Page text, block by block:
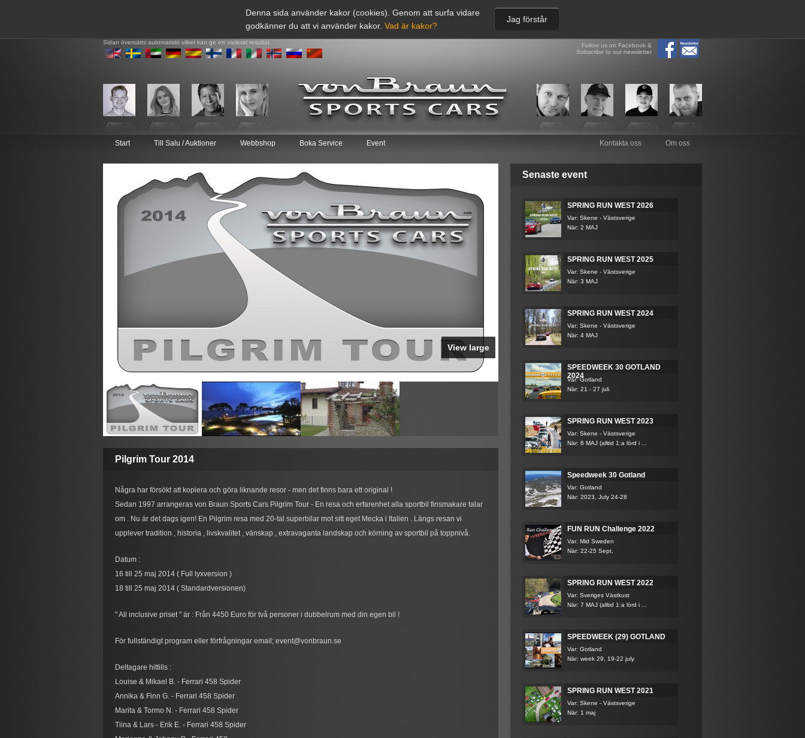
Denna sida använder kakor (cookies). Genom att surfa vidare
godkänner du att vi använder kakor. Vad är kakor?
Jag förstår
Sidan översätts automatiskt vilket kan ge ett varierat resultat
Follow us on Facebook &
Subscribe to our newsletter
Start Till Salu / Auktioner Webbshop Boka Service Event Kontakta oss Om oss
View large
Pilgrim Tour 2014
Några har försökt att kopiera och göra liknande resor - men det finns bara ett original !
Sedan 1997 arrangeras von Braun Sports Cars Pilgrim Tour - En resa och erfarenhet alla sportbil finsmakare talar
om . Nu är det dags igen! En Pilgrim resa med 20-tal superbilar mot sitt eget Mecka i Italien . Längs resan vi
upplever tradition , historia , livskvalitet , vänskap , extravaganta landskap och körning av sportbil på toppnivå.
Datum :
16 till 25 maj 2014 ( Full lyxversion )
18 till 25 maj 2014 ( Standardversionen)
" All inclusive priset " är : Från 4450 Euro för två personer i dubbelrum med din egen bil !
För fullständigt program eller förfrågningar email; event@vonbraun.se
Deltagare hittills :
​​Louise & Mikael B. - Ferrari 458 Spider
​​Annika & Finn G. - Ferrari 458 Spider
​​Marita & Tormo N. - Ferrari 458 Spider
​​Tiina & Lars - Erik E. - Ferrari 458 Spider
Senaste event
SPRING RUN WEST 2026
Var: Skene - Västsverige
När: 2 MAJ
SPRING RUN WEST 2025
Var: Skene - Västsverige
När: 3 MAJ
SPRING RUN WEST 2024
Var: Skene - Västsverige
När: 4 MAJ
SPEEDWEEK 30 GOTLAND
2024
Var: Gotland
När: 21 - 27 juli
SPRING RUN WEST 2023
Var: Skene - Västsverige
När: 6 MAJ (alltid 1:a lörd i ...
Speedweek 30 Gotland
Var: Gotland
När: 2023, July 24-28
FUN RUN Challenge 2022
Var: Mid Sweden
När: 22-25 Sept,
SPRING RUN WEST 2022
Var: Sveriges Västkust
När: 7 MAJ (alltid 1:a lörd i ...
SPEEDWEEK (29) GOTLAND
Var: Gotland
När: week 29, 19-22 july
SPRING RUN WEST 2021
Var: Skene - Västsverige
När: 1 maj